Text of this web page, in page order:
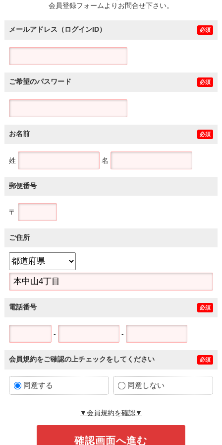
会員登録フォームよりお問合せ下さい。
メールアドレス（ログインID） 必須
ご希望のパスワード 必須
お名前 必須
姓 名
郵便番号
〒
ご住所
電話番号 必須
- -
会員規約をご確認の上チェックをしてください 必須
同意する 同意しない
▼会員規約を確認▼